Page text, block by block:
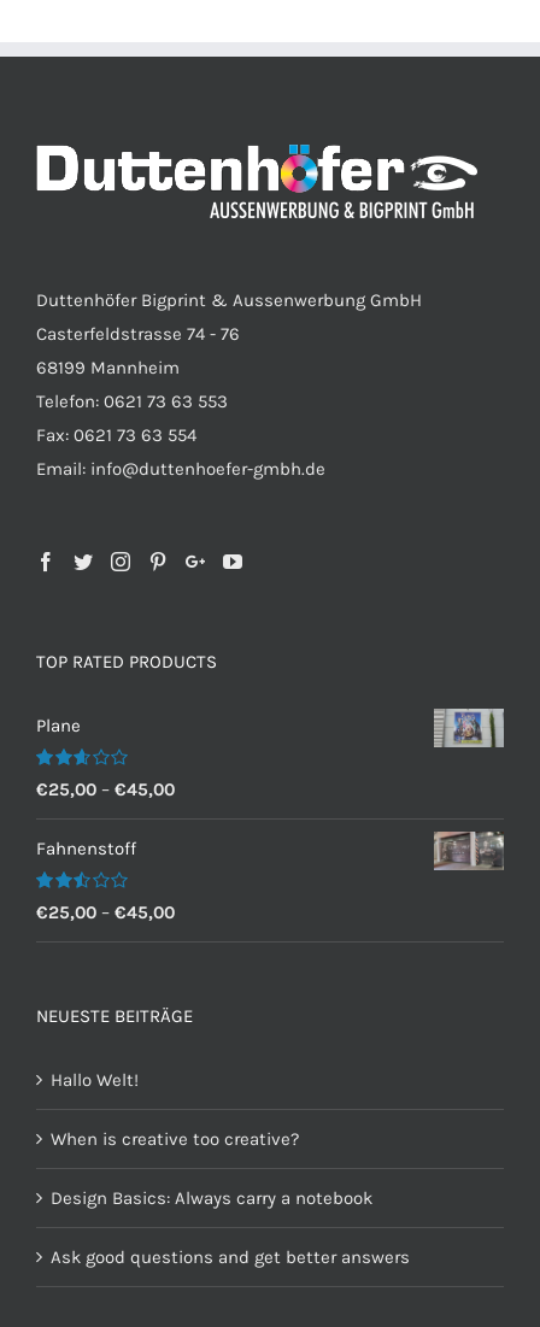
Duttenhöfer Bigprint & Aussenwerbung GmbH
Casterfeldstrasse 74 - 76
68199 Mannheim
Telefon: 0621 73 63 553
Fax: 0621 73 63 554
Email: info@duttenhoefer-gmbh.de
TOP RATED PRODUCTS
Plane
Bewertet
mit
2.60
von 5
€25,00 – €45,00
Fahnenstoff
Bewertet
mit
2.50
€25,00 – €45,00
NEUESTE BEITRÄGE
Hallo Welt!
When is creative too creative?
Design Basics: Always carry a notebook
Ask good questions and get better answers